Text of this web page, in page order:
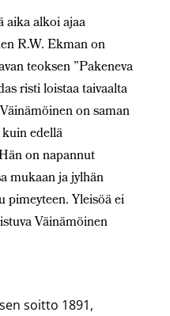
aika alkoi ajaa
R.W. Ekman on
teoksen ”Pakeneva
risti loistaa taivaalta
on saman
edellä
on napannut
mukaan ja jylhän
Yleisöä ei
Väinämöinen
soitto 1891,